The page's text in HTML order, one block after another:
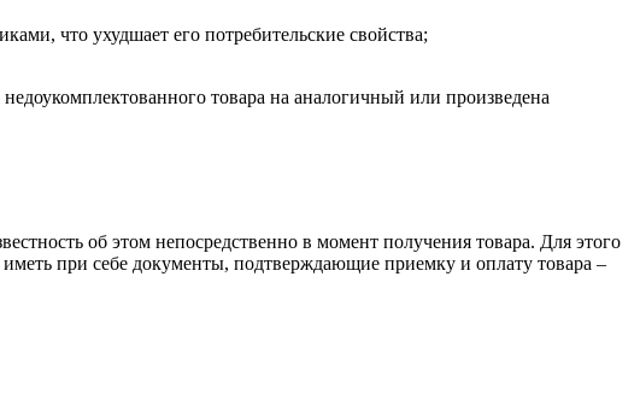
что ухудшает его потребительские свойства;
товара на аналогичный или произведена
об этом непосредственно в момент получения товара. Для этого
при себе документы, подтверждающие приемку и оплату товара –